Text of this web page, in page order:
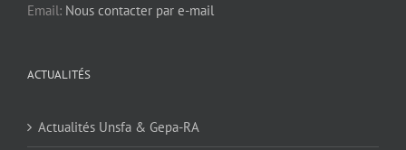
Email: Nous contacter par e-mail
ACTUALITÉS
Actualités Unsfa & Gepa-RA